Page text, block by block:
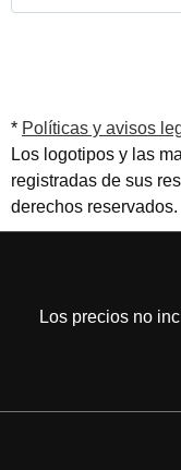
* Políticas y avisos
Los logotipos y las
registradas de sus
derechos reservados.
Los precios no